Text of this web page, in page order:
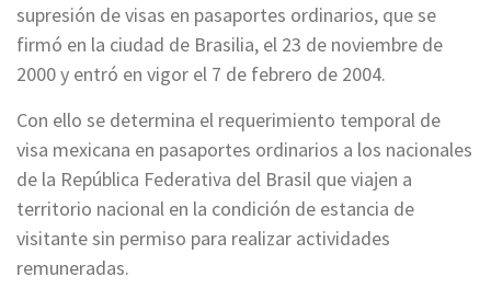
supresión de visas en pasaportes ordinarios, que se
firmó en la ciudad de Brasilia, el 23 de noviembre de
2000 y entró en vigor el 7 de febrero de 2004.
Con ello se determina el requerimiento temporal de
visa mexicana en pasaportes ordinarios a los nacionales
de la República Federativa del Brasil que viajen a
territorio nacional en la condición de estancia de
visitante sin permiso para realizar actividades
remuneradas.